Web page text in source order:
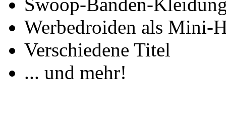
Werbedroiden als Mini-
Verschiedene Titel
... und mehr!